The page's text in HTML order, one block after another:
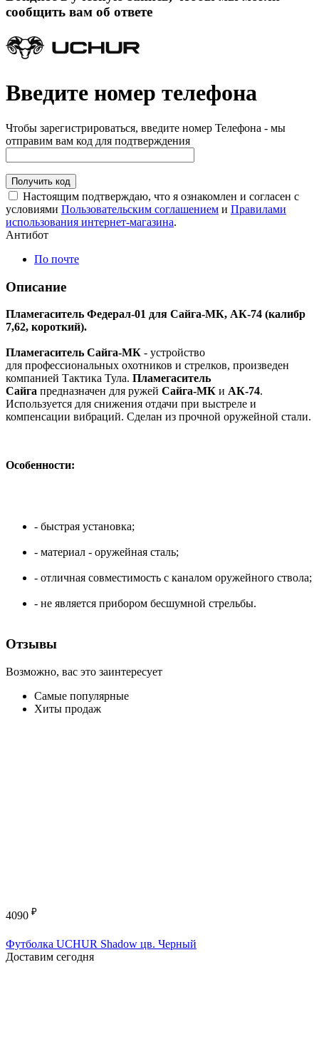
сообщить вам об ответе
Введите номер телефона
Чтобы зарегистрироваться, введите номер Телефона - мы
отправим вам код для подтверждения
Получить код
Настоящим подтверждаю, что я ознакомлен и согласен с
условиями Пользовательским соглашением и Правилами
использования интернет-магазина.
Антибот
По почте
Описание
Пламегаситель Федерал-01 для Сайга-МК, АК-74 (калибр
7,62, короткий).
Пламегаситель Сайга-МК - устройство
для профессиональных охотников и стрелков, произведен
компанией Тактика Тула. Пламегаситель
Сайга предназначен для ружей Сайга-МК и АК-74.
Используется для снижения отдачи при выстреле и
компенсации вибраций. Сделан из прочной оружейной стали.
Особенности:
- быстрая установка;
- материал - оружейная сталь;
- отличная совместимость с каналом оружейного ствола;
- не является прибором бесшумной стрельбы.
Отзывы
Возможно, вас это заинтересует
Самые популярные
Хиты продаж
4090 ₽
Футболка UCHUR Shadow цв. Черный
Доставим сегодня